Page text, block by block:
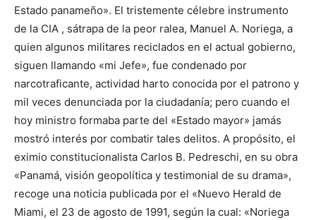
Estado panameño». El tristemente célebre instrumento
de la CIA , sátrapa de la peor ralea, Manuel A. Noriega, a
quien algunos militares reciclados en el actual gobierno,
siguen llamando «mi Jefe», fue condenado por
narcotraficante, actividad harto conocida por el patrono y
mil veces denunciada por la ciudadanía; pero cuando el
hoy ministro formaba parte del «Estado mayor» jamás
mostró interés por combatir tales delitos. A propósito, el
eximio constitucionalista Carlos B. Pedreschi, en su obra
«Panamá, visión geopolítica y testimonial de su drama»,
recoge una noticia publicada por el «Nuevo Herald de
Miami, el 23 de agosto de 1991, según la cual: «Noriega